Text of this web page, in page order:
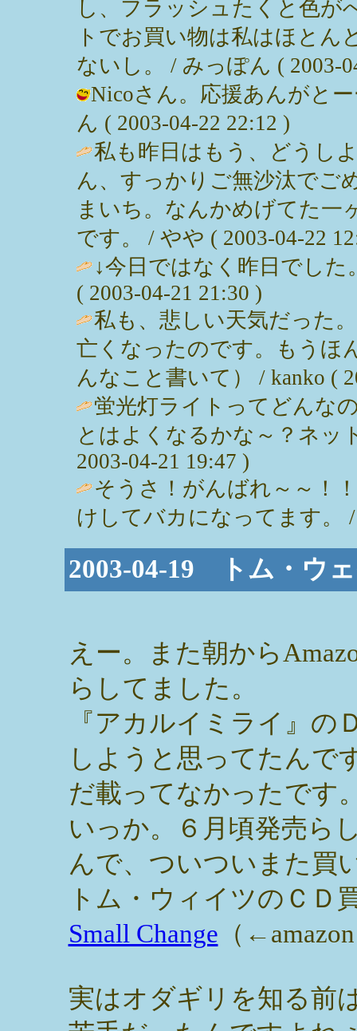
し、フラッシュたくと色が
トでお買い物は私はほとん
ないし。 / みっぽん ( 2003-
Nicoさん。応援あんがと
ん ( 2003-04-22 22:12 )
私も昨日はもう、どうし
ん、すっかりご無沙汰でご
まいち。なんかめげてた一
です。 / やや ( 2003-04-22
↓今日ではなく昨日でし
( 2003-04-21 21:30 )
私も、悲しい天気だった
亡くなったのです。もうほ
んなこと書いて） / kanko (
蛍光灯ライトってどんな
とはよくなるかな～？ネッ
2003-04-21 19:47 )
そうさ！がんばれ～～！
けしてバカになってます。 /
2003-04-19 トム・ウ
えー。また朝から
らしてました。
『アカルイミライ』の
しようと思ってたんで
だ載ってなかったです
いっか。６月頃発売ら
んで、ついついまた買
トム・ウィイツのＣＤ
Small Change （
実はオダギリを知る前